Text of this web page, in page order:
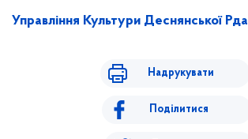
Управління Культури Деснянської Рда
Надрукувати
Поділитися